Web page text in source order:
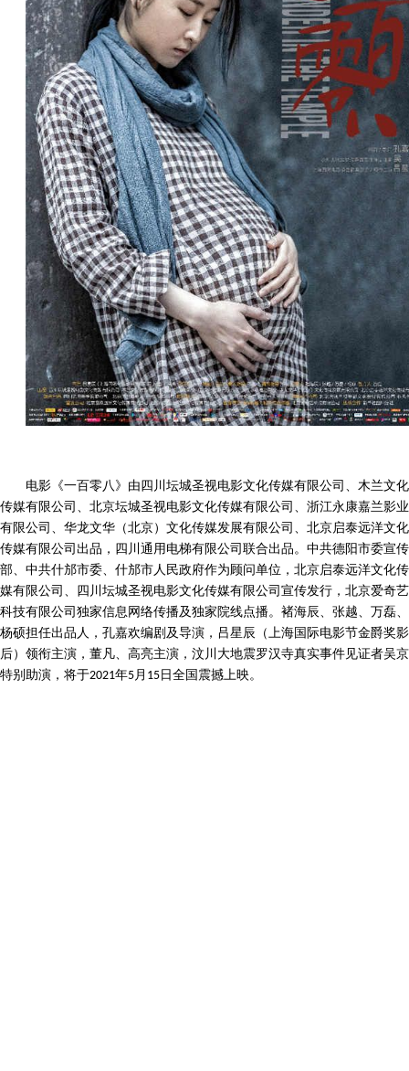
电影《一百零八》由四川坛城圣视电影文化传媒有限公司、木兰文化
传媒有限公司、北京坛城圣视电影文化传媒有限公司、浙江永康嘉兰影业
有限公司、华龙文华（北京）文化传媒发展有限公司、北京启泰远洋文化
传媒有限公司出品，四川通用电梯有限公司联合出品。中共德阳市委宣传
部、中共什邡市委、什邡市人民政府作为顾问单位，北京启泰远洋文化传
媒有限公司、四川坛城圣视电影文化传媒有限公司宣传发行，北京爱奇艺
科技有限公司独家信息网络传播及独家院线点播。褚海辰、张越、万磊、
杨硕担任出品人，孔嘉欢编剧及导演，吕星辰（上海国际电影节金爵奖影
后）领衔主演，董凡、高亮主演，汶川大地震罗汉寺真实事件见证者吴京
特别助演， 将于2021年5 月 15 日全国震撼上映。